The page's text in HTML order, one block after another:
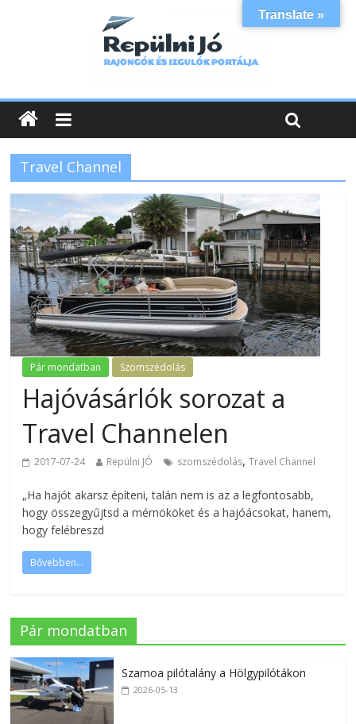
Travel Channel
Pár mondatban Szomszédolás
Hajóvásárlók sorozat a
Travel Channelen
2017-07-24 Repülni JÓ szomszédolás,Travel Channel
„Ha hajót akarsz építeni, talán nem is az a legfontosabb,
hogy összegyűjtsd a mérnököket és a hajóácsokat, hanem,
hogy felébreszd
Bővebben...
Pár mondatban
Szamoa pilótalány a Hölgypilótákon
2026-05-13
Translate »